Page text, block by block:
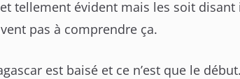
tellement évident mais les soit
pas à comprendre ça.
est baisé et ce n’est que le